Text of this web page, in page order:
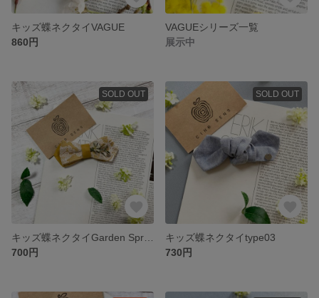
キッズ蝶ネクタイVAGUE
860円
VAGUEシリーズ一覧
展示中
SOLD OUT
700円
SOLD OUT
キッズ蝶ネクタイtype03
730円